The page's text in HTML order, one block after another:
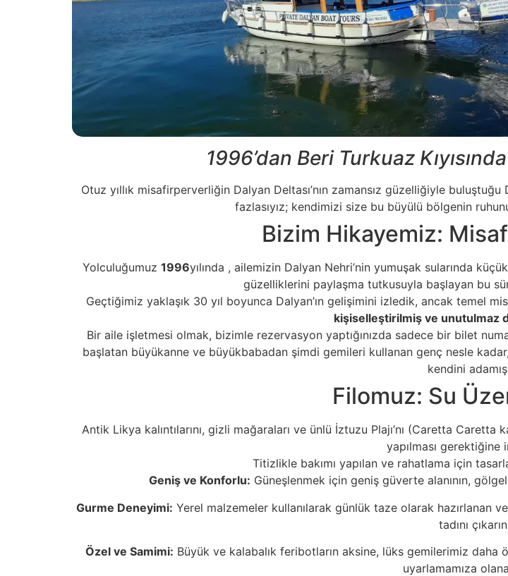
1996’dan Beri Turkuaz
Otuz yıllık misafirperverliğin Dalyan Deltası’nın zamansız güzelliğiyle buluştuğu
fazlasıyız; kendimizi size bu büyülü bölgenin
Bizim Hikayemiz:
Yolculuğumuz 1996yılında , ailemizin Dalyan Nehri’nin yumuşak sularında
güzelliklerini paylaşma tutkusuyla başlayan bu
Geçtiğimiz yaklaşık 30 yıl boyunca Dalyan’ın gelişimini izledik, ancak temel
kişiselleştirilmiş ve unutulmaz
Bir aile işletmesi olmak, bizimle rezervasyon yaptığınızda sadece bir bilet
başlatan büyükanne ve büyükbabadan şimdi gemileri kullanan genç nesle
kendini
Filomuz: Su
Antik Likya kalıntılarını, gizli mağaraları ve ünlü İztuzu Plajı’nı (Caretta
yapılması gerektiğine
Titizlikle bakımı yapılan ve rahatlama için
Geniş ve Konforlu: Güneşlenmek için geniş güverte alanının,
Gurme Deneyimi: Yerel malzemeler kullanılarak günlük taze olarak hazırlanan
tadını
Özel ve Samimi: Büyük ve kalabalık feribotların aksine, lüks gemilerimiz
uyarlamamıza